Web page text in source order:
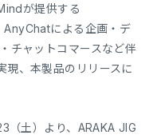
が提供する
による企画・デ
チャットコマースなど伴
現、本製品のリリースに
（土）より、ARAKA JIG